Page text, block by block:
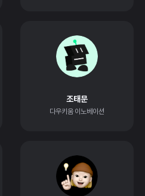
조태문
다우키움 이노베이션